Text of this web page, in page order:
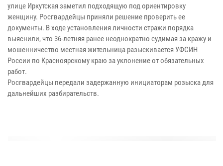
улице Иркутская заметил подходящую под ориентировку
женщину. Росгвардейцы приняли решение проверить ее
документы. В ходе установления личности стражи порядка
выяснили, что 36-летняя ранее неоднократно судимая за кражу и
мошенничество местная жительница разыскивается УФСИН
России по Красноярскому краю за уклонение от обязательных
работ.
Росгвардейцы передали задержанную инициаторам розыска для
дальнейших разбирательств.